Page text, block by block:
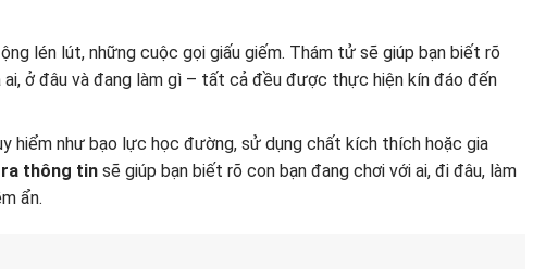
lén lút, những cuộc gọi giấu giếm. Thám tử sẽ giúp bạn biết rõ
ai, ở đâu và đang làm gì – tất cả đều được thực hiện kín đáo đến
hiểm như bạo lực học đường, sử dụng chất kích thích hoặc gia
thông tinsẽ giúp bạn biết rõ con bạn đang chơi với ai, đi đâu, làm
ẩn.